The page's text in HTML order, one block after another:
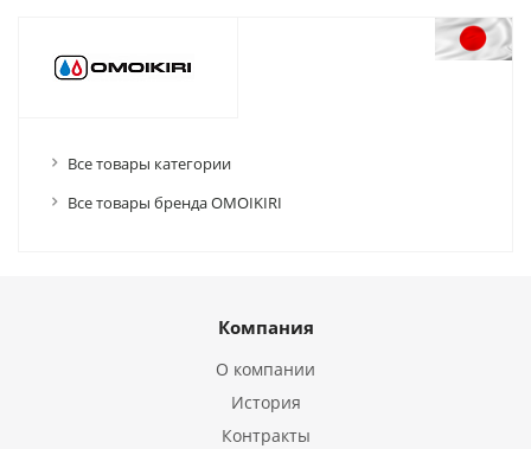
Все товары категории
Все товары бренда OMOIKIRI
Компания
О компании
История
Контракты